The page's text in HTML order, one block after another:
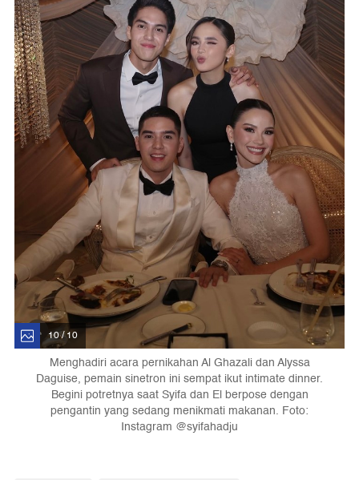
10 / 10
Menghadiri acara pernikahan Al Ghazali dan Alyssa
Daguise, pemain sinetron ini sempat ikut intimate dinner.
Begini potretnya saat Syifa dan El berpose dengan
pengantin yang sedang menikmati makanan. Foto:
Instagram @syifahadju